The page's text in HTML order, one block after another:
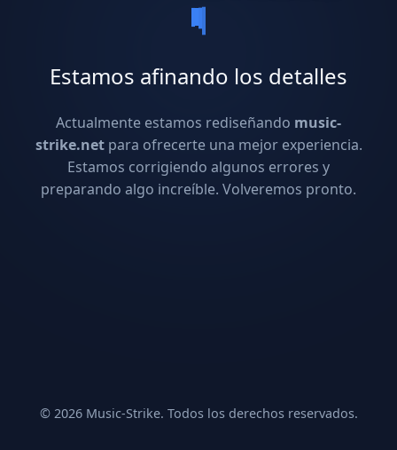
Estamos afinando los detalles
Actualmente estamos rediseñando music-
strike.netpara ofrecerte una mejor experiencia.
Estamos corrigiendo algunos errores y
preparando algo increíble. Volveremos pronto.
© 2026 Music-Strike. Todos los derechos reservados.